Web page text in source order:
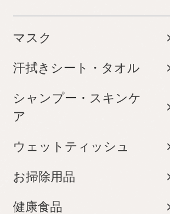
マスク
汗拭きシート・タオル
シャンプー・スキンケ
ア
ウェットティッシュ
お掃除用品
健康食品